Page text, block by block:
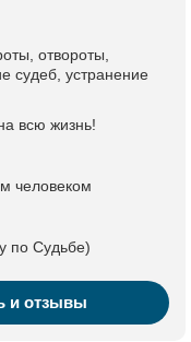
отвороты,
судеб, устранение
всю жизнь!
человеком
по Судьбе)
и отзывы